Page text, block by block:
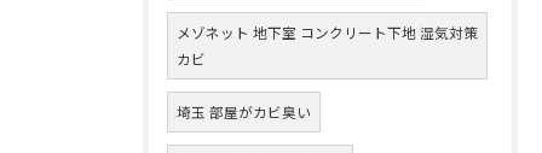
メゾネット 地下室 コンクリート下地 湿気対策
カビ
埼玉 部屋がカビ臭い